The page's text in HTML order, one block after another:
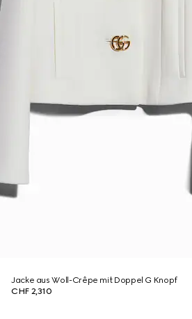
Jacke aus Woll-Crêpe mit Doppel G Knopf
CHF 2,310